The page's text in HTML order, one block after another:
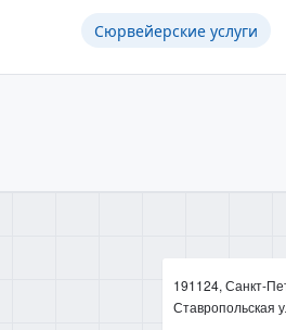
Сюрвейерские услуги
191124, Санкт-
Ставропольская